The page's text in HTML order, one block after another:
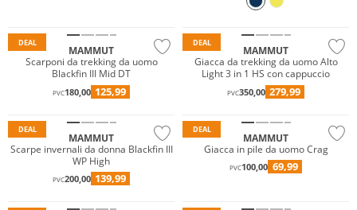
DEAL
MAMMUT
Scarponi da trekking da uomo
Blackfin III Mid DT
PVC180,00 125,99
DEAL
MAMMUT
Giacca da trekking da uomo Alto
Light 3 in 1 HS con cappuccio
PVC350,00 279,99
DEAL
Resistente all'acqua
Prezzo & Valore
MAMMUT
Scarpe invernali da donna Blackfin III
WP High
PVC200,00 139,99
DEAL
MAMMUT
Giacca in pile da uomo Crag
PVC100,00 69,99